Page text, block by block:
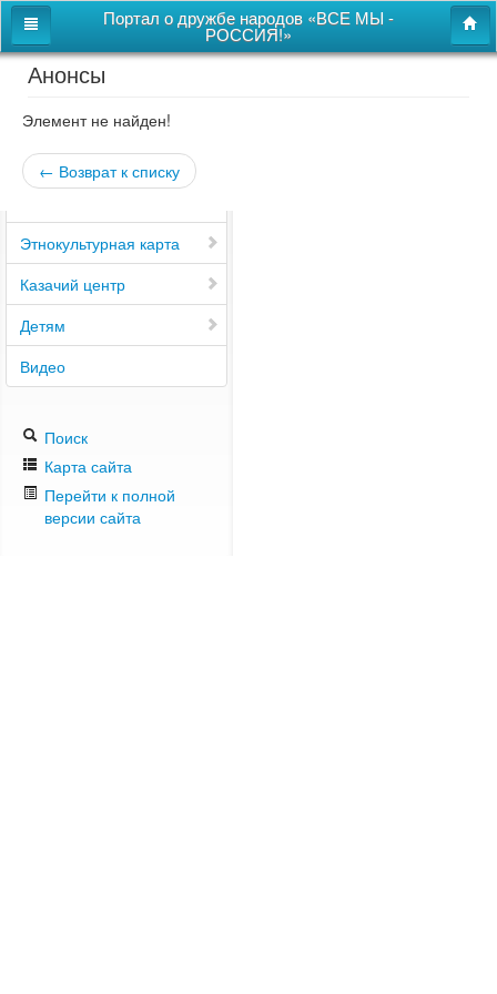
Портал о дружбе народов «ВСЕ МЫ -
РОССИЯ!»
Главная
Дом дружбы народов
Новости
Этнокультурная карта
Казачий центр
Детям
Видео
Поиск
Карта сайта
Перейти к полной
версии сайта
Анонсы
Элемент не найден!
← Возврат к списку